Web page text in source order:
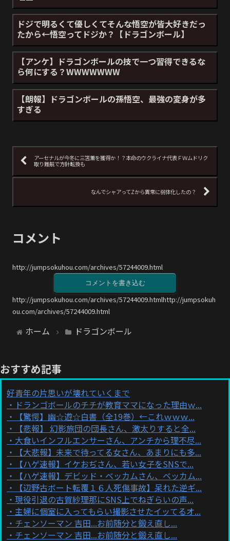
ドジで明るくて優しくてそんな悟空が皆大好きだっ
たから←悟空ってドジか？【ドラゴンボール】
【アンケ】ドラゴンボールの技で一つ習得できるな
ら何にする？WWWWWWW
【朗報】ドラゴンボールの孫悟空、最強の変身が多
すぎる
アーセナルが今冬に三笘薫を獲得か！？本命のウクライナ代表ＦＷムドリク
取り難航で方針転換も
なんでシャアってZから異常に弱体化したの？
コメント
http://jumpsokuhou.com/archives/57244009.html
コメントを書き込む
http://jumpsokuhou.com/archives/57244009.htmlhttp://jumpsokuh
ou.com/archives/57244009.html
ホーム ドラゴンボール
おすすめ記事
好青年の片思いが壊れていくまで
ドランゴボールのチチが教育ママになった理由ｗ...
【驚愕】幽☆遊☆白書（全19巻）←これｗｗｗ...
【悲報】 幻影旅団の団長さん、激太りすると全...
大食いインフルエンサーさん、アンチから理不尽...
【大悲報】未来で待ってる女さん、あまりにも多...
【ハゲ速報】イケおぢさん、若い女子をSNSで...
【ハゲ速報】デビッド・ベッカムさん、ベッカム...
【辺野古ボート転覆１６人死傷事故】呆れた逆ギ...
現役引退の古賀紗理那にSNS上でねぎらいの声...
主婦に個室に入ってもらい撮影させたイッてるオ...
チェンソーマン 吉田...お前随分と鍛え直し...
チェンソーマン 吉田...お前随分と鍛え直し...